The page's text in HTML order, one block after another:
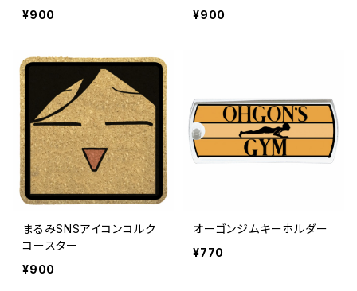
¥900
¥900
まるみSNSアイコンコルク
コースター
¥900
オーゴンジムキーホルダー
¥770